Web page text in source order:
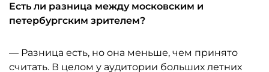
Есть ли разница между московским и
петербургским зрителем?
— Разница есть, но она меньше, чем принято
считать. В целом у аудитории больших летних